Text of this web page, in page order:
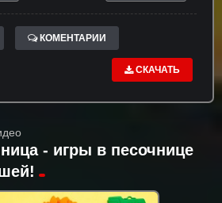
КОМЕНТАРИИ
СКАЧАТЬ
- игры в песочнице